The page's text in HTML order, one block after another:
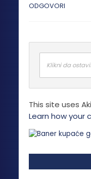
ODGOVORI
Klikni da
This site uses
Learn how your